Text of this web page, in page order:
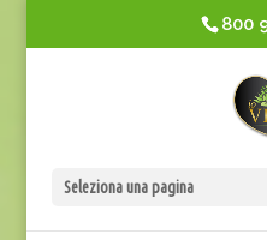
800
Seleziona una pagina